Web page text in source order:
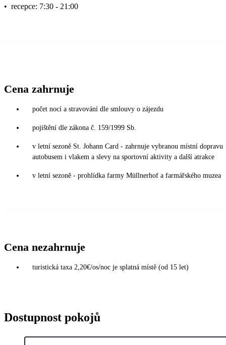
• recepce: 7:30 - 21:00
Cena zahrnuje
počet nocí a stravování dle smlouvy o zájezdu
pojištění dle zákona č. 159/1999 Sb.
v letní sezoně St. Johann Card - zahrnuje vybranou místní dopravu
autobusem i vlakem a slevy na sportovní aktivity a další atrakce
v letní sezoně - prohlídka farmy Müllnerhof a farmářského muzea
Cena nezahrnuje
turistická taxa 2,20€/os/noc je splatná místě (od 15 let)
Dostupnost pokojů